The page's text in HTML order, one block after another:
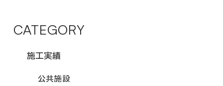
CATEGORY
施工実績
公共施設